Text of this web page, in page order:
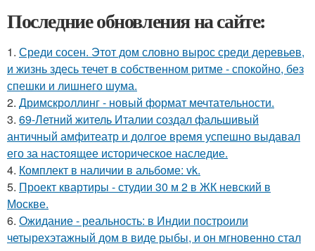
Последние обновления на сайте:
1. Среди сосен. Этот дом словно вырос среди деревьев,
и жизнь здесь течет в собственном ритме - спокойно, без
спешки и лишнего шума.
2. Дримскроллинг - новый формат мечтательности.
3. 69-Летний житель Италии создал фальшивый
античный амфитеатр и долгое время успешно выдавал
его за настоящее историческое наследие.
4. Комплект в наличии в альбоме: vk.
5. Проект квартиры - студии 30 м 2 в ЖК невский в
Москве.
6. Ожидание - реальность: в Индии построили
четырехэтажный дом в виде рыбы, и он мгновенно стал